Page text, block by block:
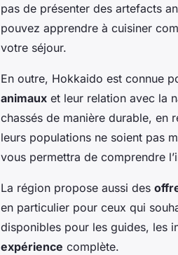
pas de présenter des artefacts
pouvez apprendre à cuisiner
votre séjour.
En outre, Hokkaido est connue
animaux et leur relation avec la
chassés de manière durable, en
leurs populations ne soient pas
vous permettra de comprendre
La région propose aussi des
en particulier pour ceux qui
disponibles pour les guides, les
expérience complète.